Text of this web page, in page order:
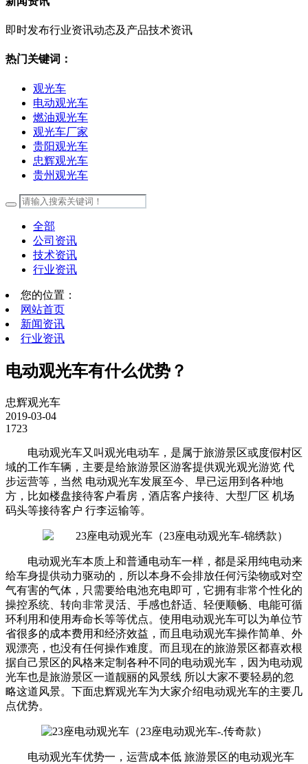
即时发布行业资讯动态及产品技术资讯
热门关键词：
观光车
电动观光车
燃油观光车
观光车厂家
贵阳观光车
忠辉观光车
贵州观光车
全部
公司资讯
技术资讯
行业资讯
您的位置：
网站首页
新闻资讯
行业资讯
电动观光车有什么优势？
忠辉观光车
2019-03-04
1723
电动观光车又叫观光电动车，是属于旅游景区或度假村区
域的工作车辆，主要是给旅游景区游客提供观光观光游览 代
步运营等，当然 电动观光车发展至今、早已运用到各种地
方，比如楼盘接待客户看房，酒店客户接待、大型厂区 机场
码头等接待客户 行李运输等。
（23座电动观光车-锦绣款）
电动观光车本质上和普通电动车一样，都是采用纯电动来
给车身提供动力驱动的，所以本身不会排放任何污染物或对空
气有害的气体，只需要给电池充电即可，它拥有非常个性化的
操控系统、转向非常灵活、手感也舒适、轻便顺畅、电能可循
环利用和使用寿命长等等优点。使用电动观光车可以为单位节
省很多的成本费用和经济效益，而且电动观光车操作简单、外
观漂亮，也没有任何操作难度。而且现在的旅游景区都喜欢根
据自己景区的风格来定制各种不同的电动观光车，因为电动观
光车也是旅游景区一道靓丽的风景线 所以大家不要轻易的忽
略这道风景。下面忠辉观光车为大家介绍电动观光车的主要几
点优势。
（23座电动观光车-.传奇款）
电动观光车优势一，运营成本低 旅游景区的电动观光车